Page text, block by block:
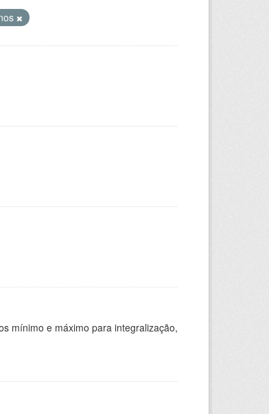
mínimo e máximo para integralização,